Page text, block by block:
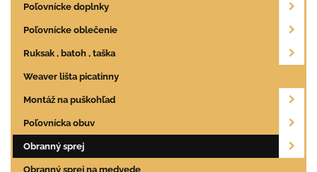
Poľovnícke doplnky
Poľovnícke oblečenie
Ruksak , batoh , taška
Weaver lišta picatinny
Montáž na puškohľad
Poľovnícka obuv
Obranný sprej
Obranný sprej na medvede